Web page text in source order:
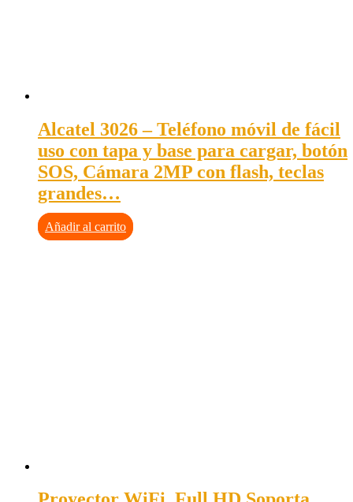
Alcatel 3026 – Teléfono móvil de fácil
uso con tapa y base para cargar, botón
SOS, Cámara 2MP con flash, teclas
grandes…
Añadir al carrito